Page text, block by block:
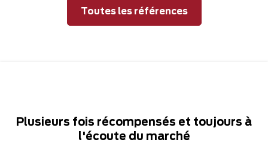
Toutes les références
Plusieurs fois récompensés et toujours à
l'écoute du marché